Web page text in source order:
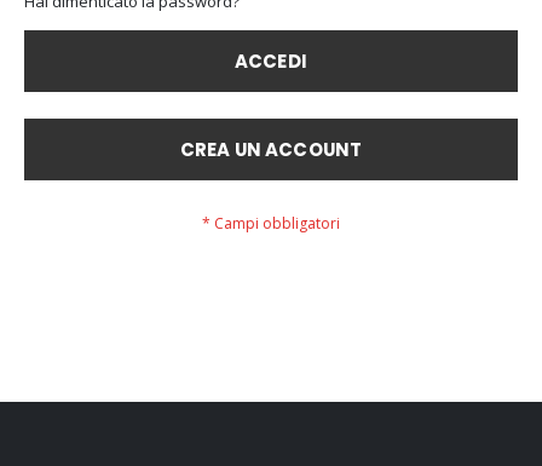
ACCEDI
CREA UN ACCOUNT